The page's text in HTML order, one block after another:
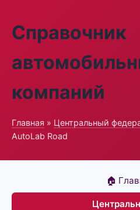
Справочник
компаний
Главная » Центральный
AutoLab Road
🏠